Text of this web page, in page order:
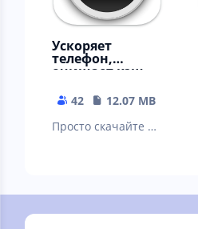
Ускоряет
телефон,
очищает кэш
ватсап
42
12.07 MB
Просто скачайте и